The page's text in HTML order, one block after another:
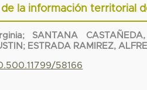
la información territorial
; SANTANA
; ESTRADA RAMIREZ,
58166